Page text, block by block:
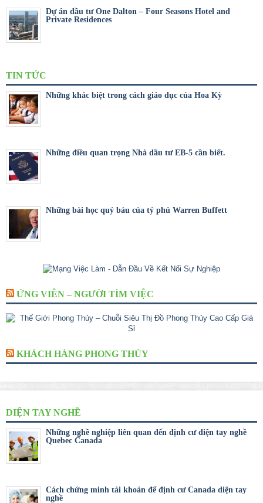
Dự án đầu tư One Dalton – Four Seasons Hotel and
Private Residences
TIN TỨC
Những khác biệt trong cách giáo dục của Hoa Kỳ
Những điều quan trọng Nhà dầu tư EB-5 cần biết.
Những bài học quý báu của tỷ phú Warren Buffett
ỨNG VIÊN – NGƯỜI TÌM VIỆC
KHÁCH HÀNG PHONG THỦY
DIỆN TAY NGHỀ
Những nghề nghiệp liên quan đến định cư diện tay nghề
Quebec Canada
Cách chứng minh tài khoản để định cư Canada diện tay
nghề